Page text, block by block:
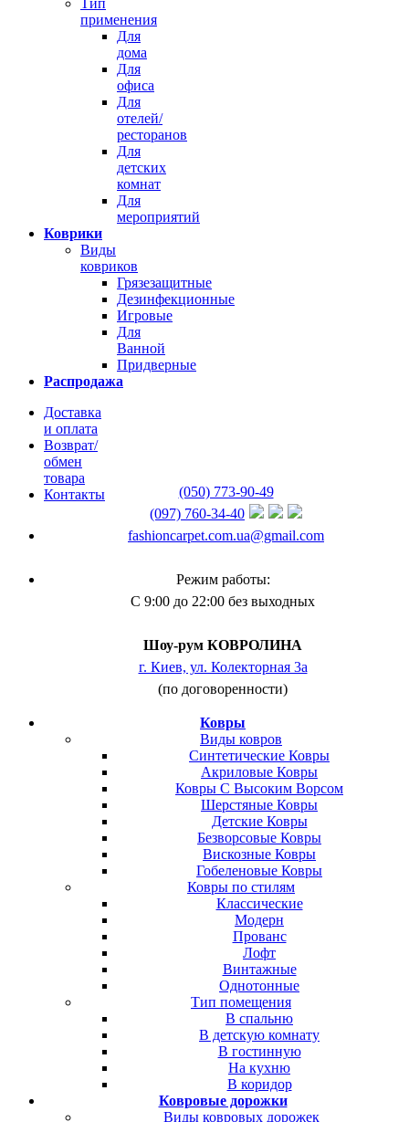
применения
Для
дома
Для
офиса
Для
отелей/
ресторанов
Для
детских
комнат
Для
мероприятий
Коврики
Виды
ковриков
Грязезащитные
Дезинфекционные
Игровые
Для
Ванной
Придверные
Распродажа
Доставка
и оплата
Возврат/
обмен
товара
Контакты
(050) 773-90-49
(097) 760-34-40
fashioncarpet.com.ua@gmail.com
Режим работы:
С 9:00 до 22:00 без выходных
Шоу-рум КОВРОЛИНА
г. Киев, ул. Колекторная 3а
(по договоренности)
Ковры
Виды ковров
Синтетические Ковры
Акриловые Ковры
Ковры С Высоким Ворсом
Шерстяные Ковры
Детские Ковры
Безворсовые Ковры
Вискозные Ковры
Гобеленовые Ковры
Ковры по стилям
Классические
Модерн
Прованс
Лофт
Винтажные
Однотонные
Тип помещения
В спальню
В детскую комнату
В гостинную
На кухню
В коридор
Ковровые дорожки
Виды ковровых дорожек